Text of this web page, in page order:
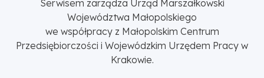
Serwisem zarządza Urząd Marszałkowski
Województwa Małopolskiego
we współpracy z Małopolskim Centrum
Przedsiębiorczości i Wojewódzkim Urzędem Pracy w
Krakowie.